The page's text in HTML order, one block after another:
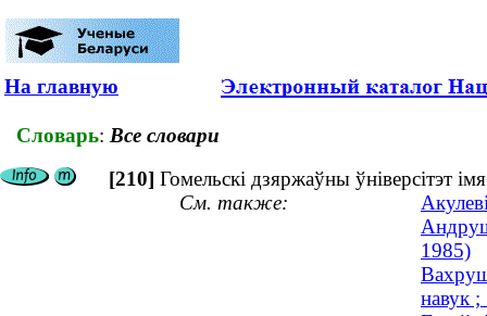
На главную
Словарь: Все словари
[210] Гомельскі дзяржаўны ўніверсітэт
См. также:
1985)
навук